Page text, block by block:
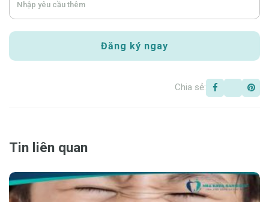
Chia sẻ:
Tin liên quan